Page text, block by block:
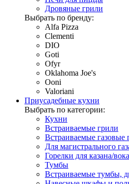
Дровяные грили
Выбрать по бренду:
Alfa Pizza
Clementi
DIO
Goti
Ofyr
Oklahoma Joe's
Ooni
Valoriani
Приусадебные кухни
Выбрать по категории:
Кухни
Встраиваемые грили
Встраиваемые газовые
Для магистрального
Горелки для казана/вока
Тумбы
Встраиваемые тумбы,